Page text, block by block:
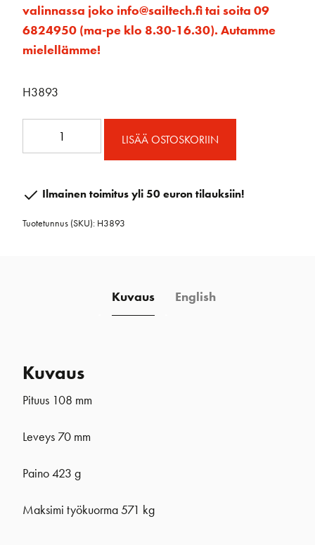
valinnassa joko info@sailtech.fi tai soita 09
6824950 (ma-pe klo 8.30-16.30). Autamme
mielellämme!
H3893
HL
mm
LISÄÄ OSTOSKORIIN
Ilmainen toimitus yli 50 euron tilauksiin!
Tuotetunnus (SKU): H3893
Kuvaus English
Kuvaus
Pituus 108 mm
Leveys 70 mm
Paino 423 g
Maksimi työkuorma 571 kg